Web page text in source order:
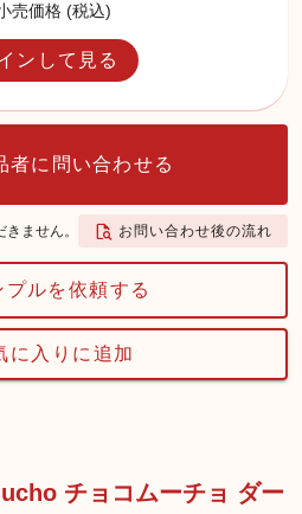
売価格 (税込)
ンして見る
者に問い合わせる
ません。 お問い合わせ後の流れ
プルを依頼する
に入りに追加
チョコムーチョ ダー